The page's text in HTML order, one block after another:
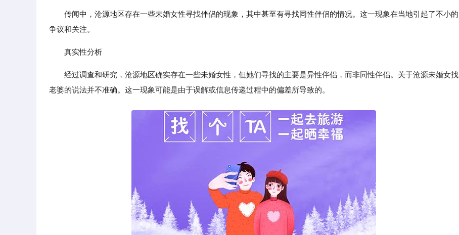
传闻中，沧源地区存在一些未婚女性寻找伴侣的现象，其中甚至有寻找同性伴侣的情况。这一现象在当地引起了不小的
争议和关注。
真实性分析
经过调查和研究，沧源地区确实存在一些未婚女性，但她们寻找的主要是异性伴侣，而非同性伴侣。关于沧源未婚女找
老婆的说法并不准确。这一现象可能是由于误解或信息传递过程中的偏差所导致的。